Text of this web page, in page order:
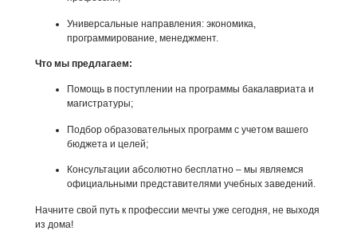
Универсальные направления: экономика,
программирование, менеджмент.
Что мы предлагаем:
Помощь в поступлении на программы бакалавриата и
магистратуры;
Подбор образовательных программ с учетом вашего
бюджета и целей;
Консультации абсолютно бесплатно – мы являемся
официальными представителями учебных заведений.
Начните свой путь к профессии мечты уже сегодня, не выходя
из дома!